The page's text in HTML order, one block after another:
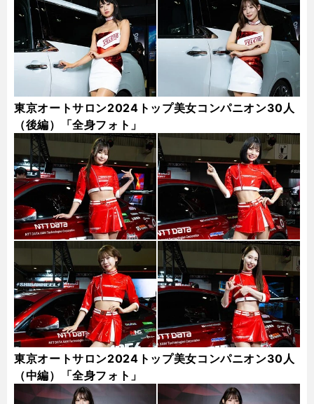
東京オートサロン2024トップ美女コンパニオン30人
（後編）「全身フォト」
東京オートサロン2024トップ美女コンパニオン30人
（中編）「全身フォト」